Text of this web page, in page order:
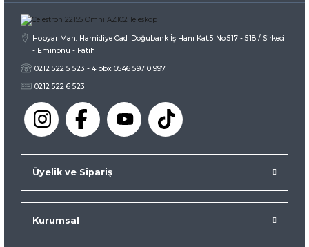
Hobyar Mah. Hamidiye Cad. Doğubank İş Hanı Kat:5 No:517 - 518 / Sirkeci
- Eminönü - Fatih
0212 522 5 523 - 4 pbx 0546 597 0 997
0212 522 6 523
Üyelik ve Sipariş
Kurumsal